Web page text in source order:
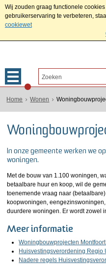
Wij zouden graag functionele
gebruikerservaring te verbeteren,
cookiewet
Home Wonen
In onze gemeente werken we
woningen.
Met de bouw van 1.100 woningen,
betaalbare huur en koop, wil de
toenemende vraag naar
koopwoningen,
duurdere woningen. Er wordt zowel
Meer informatie
Woningbouwprojecten
Huisvestingsverordening Regio
Nadere regels